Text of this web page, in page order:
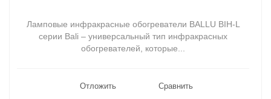
Ламповые инфракрасные обогреватели BALLU BIH-L
серии Bali – универсальный тип инфракрасных
обогревателей, которые...
Отложить Сравнить